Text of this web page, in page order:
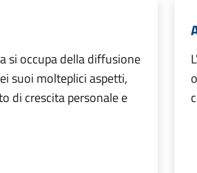
si occupa della diffusione
suoi molteplici aspetti,
di crescita personale e